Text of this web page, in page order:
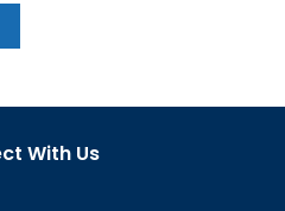
With Us